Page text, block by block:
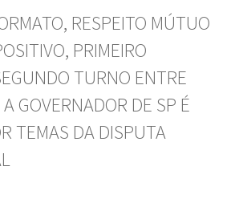
RESPEITO MÚTUO
PRIMEIRO
TURNO ENTRE
GOVERNADOR DE SP É
TEMAS DA DISPUTA